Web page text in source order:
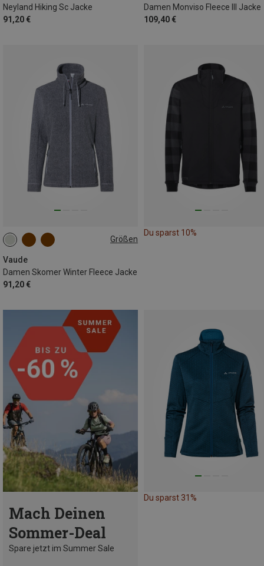
Neyland Hiking Sc Jacke
91,20 €
Damen Monviso Fleece III Jacke
109,40 €
Größen
Vaude
Damen Skomer Winter Fleece Jacke
91,20 €
Du sparst 10%
Mach Deinen
Sommer-Deal
Spare jetzt im Summer Sale
Du sparst 31%